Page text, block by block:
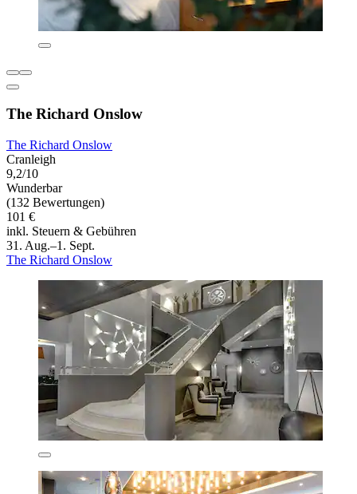
The Richard Onslow
The Richard Onslow
Cranleigh
9,2/10
Wunderbar
(132 Bewertungen)
101 €
inkl. Steuern & Gebühren
31. Aug.–1. Sept.
The Richard Onslow